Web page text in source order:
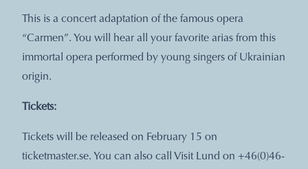
This is a concert adaptation of the famous opera
“Carmen”. You will hear all your favorite arias from this
immortal opera performed by young singers of Ukrainian
origin.
Tickets:
Tickets will be released on February 15 on
ticketmaster.se. You can also call Visit Lund on +46(0)46-